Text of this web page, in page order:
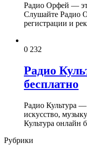
Радио Орфей —
Слушайте Радио
регистрации и
0 232
Радио
бесплатно
Радио Культура —
искусство,
Культура онлайн
Рубрики